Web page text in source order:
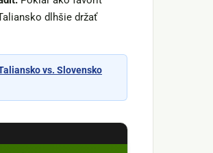
dlhšie držať
vs. Slovensko